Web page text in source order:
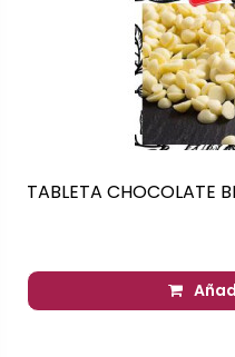
TABLETA CHOCOLATE